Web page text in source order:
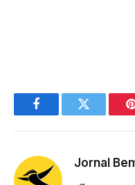
FacebookTwitter
Jornal